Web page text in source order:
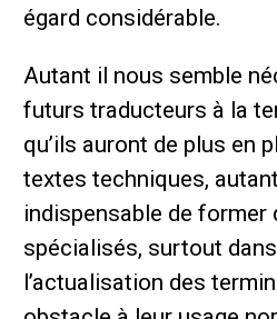
égard considérable.
Autant il nous semble
futurs traducteurs à la
qu’ils auront de plus en
textes techniques,
indispensable de former
spécialisés, surtout
l’actualisation des